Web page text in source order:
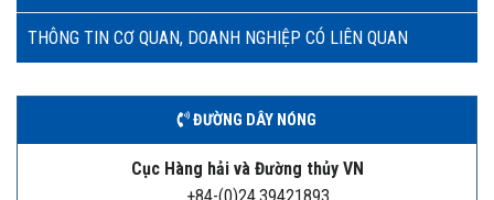
THÔNG TIN CƠ QUAN, DOANH NGHIỆP CÓ LIÊN QUAN
ĐƯỜNG DÂY NÓNG
Cục Hàng hải và Đường thủy VN